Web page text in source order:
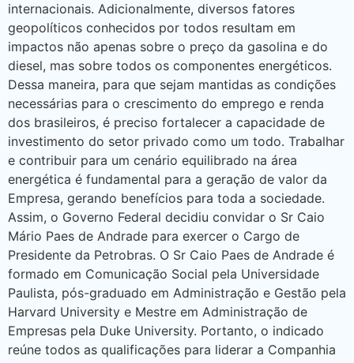
internacionais. Adicionalmente, diversos fatores
geopolíticos conhecidos por todos resultam em
impactos não apenas sobre o preço da gasolina e do
diesel, mas sobre todos os componentes energéticos.
Dessa maneira, para que sejam mantidas as condições
necessárias para o crescimento do emprego e renda
dos brasileiros, é preciso fortalecer a capacidade de
investimento do setor privado como um todo. Trabalhar
e contribuir para um cenário equilibrado na área
energética é fundamental para a geração de valor da
Empresa, gerando benefícios para toda a sociedade.
Assim, o Governo Federal decidiu convidar o Sr Caio
Mário Paes de Andrade para exercer o Cargo de
Presidente da Petrobras. O Sr Caio Paes de Andrade é
formado em Comunicação Social pela Universidade
Paulista, pós-graduado em Administração e Gestão pela
Harvard University e Mestre em Administração de
Empresas pela Duke University. Portanto, o indicado
reúne todos as qualificações para liderar a Companhia